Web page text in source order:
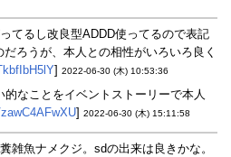
てるし改良型ADDD使ってるので表記
ろうが、本人との相性がいろいろ良く
] 2022-06-30 (木) 10:53:36
的なことをイベントストーリーで本人
] 2022-06-30 (木) 15:11:58
雑魚ナメクジ。sdの出来は良きかな。